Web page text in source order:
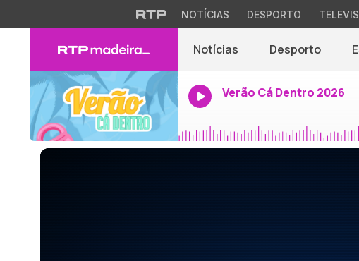
NOTÍCIAS DESPORTO
Notícias Desporto
Verão Cá Dentro 2026